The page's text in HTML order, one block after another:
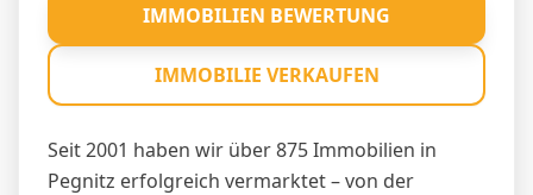
Seit 2001 haben wir über 875 Immobilien in
Pegnitz erfolgreich vermarktet – von der
IMMOBILIEN BEWERTUNG
IMMOBILIE VERKAUFEN